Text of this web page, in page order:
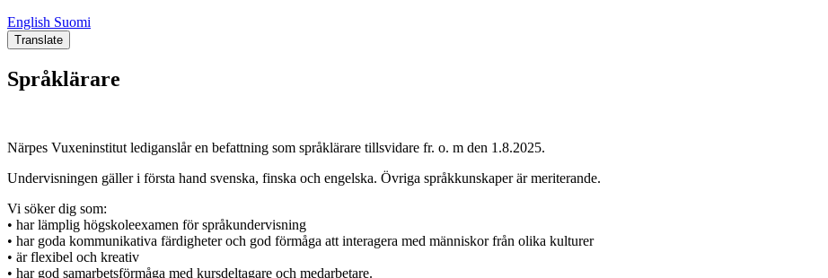
English English
Suomi
Translate
Språklärare
Närpes Vuxeninstitut lediganslår en befattning som språklärare tillsvidare fr. o. m den 1.8.2025.
Undervisningen gäller i första hand svenska, finska och engelska. Övriga språkkunskaper är meriterande.
Vi söker dig som:
• har lämplig högskoleexamen för språkundervisning
• har goda kommunikativa färdigheter och god förmåga att interagera med människor från olika kulturer
• är flexibel och kreativ
• har god samarbetsförmåga med kursdeltagare och medarbetare.